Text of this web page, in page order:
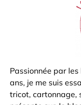
Passionnée par
ans, je me suis
tricot, cartonnage,